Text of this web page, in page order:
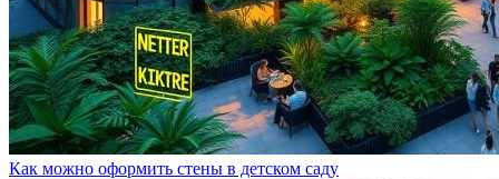
Как можно оформить стены в детском саду